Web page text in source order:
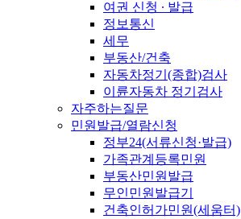
여권 신청 ∙ 발급
정보통신
세무
부동산/건축
자동차정기(종합)검사
이륜자동차 정기검사
자주하는질문
민원발급/열람신청
정부24(서류신청·발급)
가족관계등록민원
부동산민원발급
무인민원발급기
건축인허가민원(세움터)